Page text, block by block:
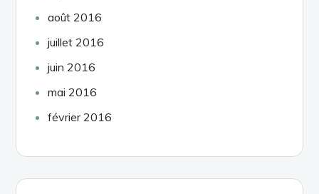
août 2016
juillet 2016
juin 2016
mai 2016
février 2016